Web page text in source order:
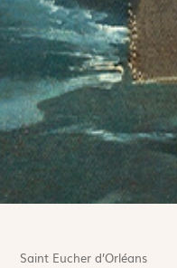
Saint Eucher d’Orléans